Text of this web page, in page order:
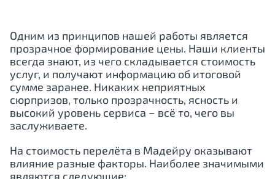
Одним из принципов нашей работы является
прозрачное формирование цены. Наши клиенты
всегда знают, из чего складывается стоимость
услуг, и получают информацию об итоговой
сумме заранее. Никаких неприятных
сюрпризов, только прозрачность, ясность и
высокий уровень сервиса − всё то, чего вы
заслуживаете.
На стоимость перелёта в Мадейру оказывают
влияние разные факторы. Наиболее значимыми
являются следующие: